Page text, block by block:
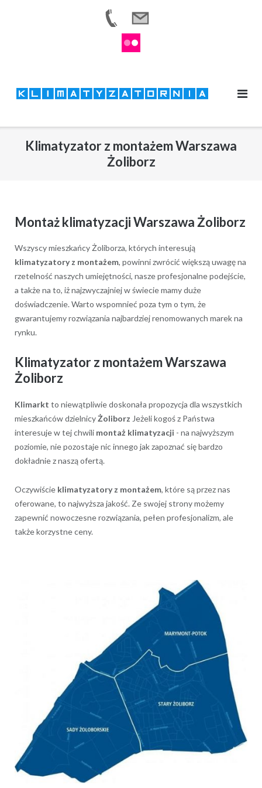
content
Klimatyzator z montażem Warszawa
Żoliborz
Montaż klimatyzacji Warszawa Żoliborz
Wszyscy mieszkańcy Żoliborza, których interesują
klimatyzatory z montażem, powinni zwrócić większą uwagę na
rzetelność naszych umiejętności, nasze profesjonalne podejście,
a także na to, iż najzwyczajniej w świecie mamy duże
doświadczenie. Warto wspomnieć poza tym o tym, że
gwarantujemy rozwiązania najbardziej renomowanych marek na
rynku.
Klimatyzator z montażem Warszawa
Żoliborz
Klimarkt to niewątpliwie doskonała propozycja dla wszystkich
mieszkańców dzielnicyŻoliborz Jeżeli kogoś z Państwa
interesuje w tej chwili montaż klimatyzacji - na najwyższym
poziomie, nie pozostaje nic innego jak zapoznać się bardzo
dokładnie z naszą ofertą.
Oczywiście klimatyzatory z montażem, które są przez nas
oferowane, to najwyższa jakość. Ze swojej strony możemy
zapewnić nowoczesne rozwiązania, pełen profesjonalizm, ale
także korzystne ceny.